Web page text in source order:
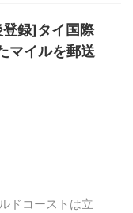
録]タイ国際
マイルを郵送
ドコーストは立